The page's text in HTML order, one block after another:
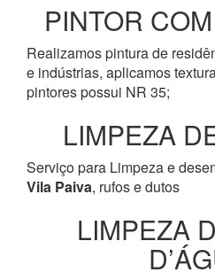
PINTOR
Realizamos pintura de
e indústrias, aplicamos
pintores possui NR 35;
LIMPEZA
Serviço para Limpeza e
Vila Paiva, rufos e dutos
LIMPEZA